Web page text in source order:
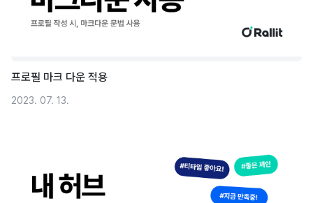
프로필 마크 다운 적용
2023. 07. 13.